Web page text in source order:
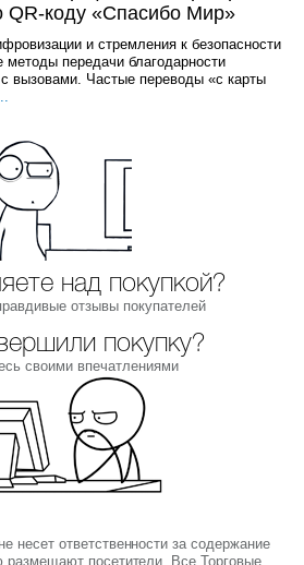
QR-коду «Спасибо Мир»
и стремления к безопасности
передачи благодарности
вызовами. Частые переводы «с карты
над покупкой?
отзывы покупателей
покупку?
своими впечатлениями
несет ответственности за содержание
размещают посетители. Все Торговые